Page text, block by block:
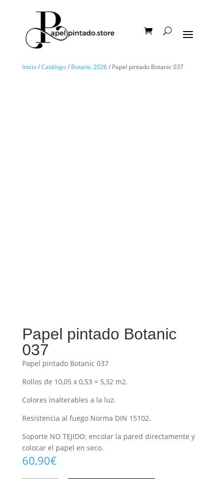
Inicio/Catálogo/ Botanic 2026/ Papel pintado Botanic 037
Papel pintado Botanic
037
Papel pintado Botanic 037
Rollos de 10,05 x 0,53 = 5,32 m2.
Colores inalterables a la luz.
Resistencia al fuego Norma DIN 15102.
Soporte NO TEJIDO: encolar la pared directamente y
colocar el papel en seco.
60,90€